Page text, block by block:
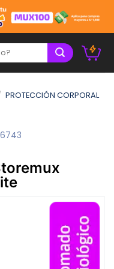
PROTECCIÓN CORPORAL